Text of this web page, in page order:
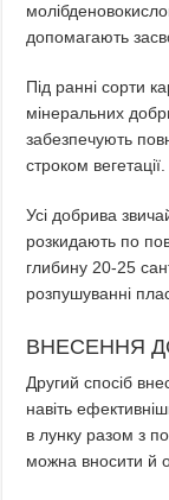
допомагають
Під ранні сорти
мінеральних
забезпечують
строком вегетації.
Усі добрива
розкидають по
глибину 20-25
розпушуванні
ВНЕСЕННЯ
Другий спосіб
навіть
в лунку разом з
можна вносити й